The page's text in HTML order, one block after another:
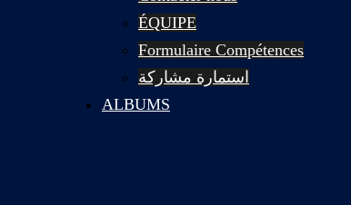
ÉQUIPE
Formulaire Compétences
استمارة مشاركة
ALBUMS